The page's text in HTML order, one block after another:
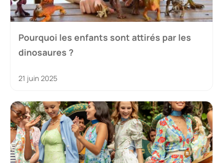
Pourquoi les enfants sont attirés par les
dinosaures ?
21 juin 2025